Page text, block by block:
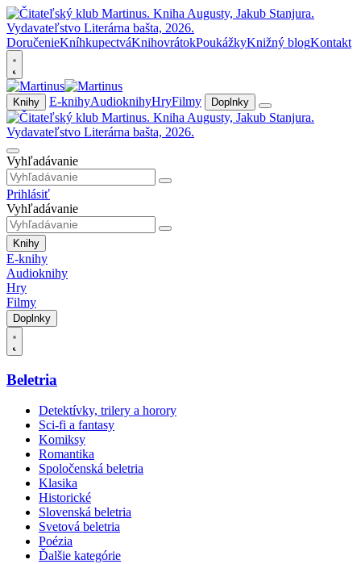
DoručenieKníhkupectváKnihovrátokPoukážkyKnižný blogKontakt
Knihy E-knihyAudioknihyHryFilmy Doplnky
Vyhľadávanie
Prihlásiť
Vyhľadávanie
Knihy
E-knihy
Audioknihy
Hry
Filmy
Doplnky
Beletria
Detektívky, trilery a horory
Sci-fi a fantasy
Komiksy
Romantika
Spoločenská beletria
Klasika
Historické
Slovenská beletria
Svetová beletria
Poézia
Ďalšie kategórie